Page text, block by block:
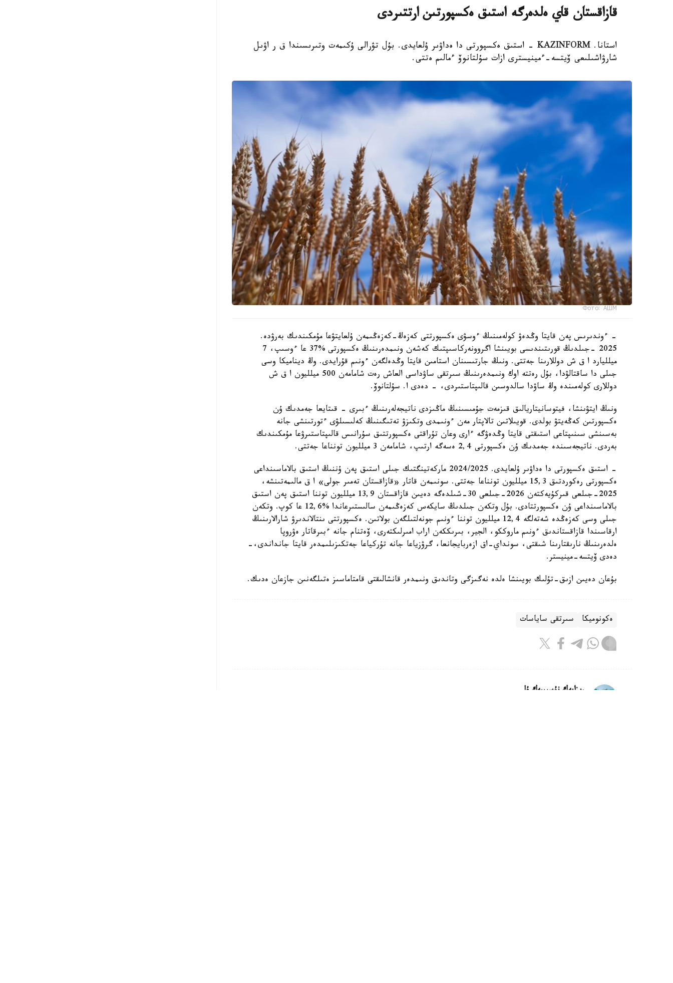
قازاقستان قاي ەلدەرگە استىق ەكسپورتىن ارتتىردى
استانا. KAZINFORM - استىق ەكسپورتى دا ەداۋىر ۇلعايدى. بۇل تۋرالى ۇكىمەت وتىرىسىندا ق ر اۋىل
شارۋاشىلىعى ۆيتسە-ءمينيسترى ازات سۇلتانوۆ ءمالىم ەتتى.
Фото: АШМ
- ءوندىرىس پەن قايتا وڭدەۋ كولەمىنىڭ ءوسۋى ەكسپورتتى كەزەڭ-كەزەڭىمەن ۇلعايتۋعا مۇمكىندىك بەرۋدە.
2025 -جىلدىڭ قورىتىندىسى بويىنشا اگروونەركاسىپتىك كەشەن ونىمدەرىنىڭ ەكسپورتى %37 عا ءوسىپ، 7
ميلليارد ا ق ش دوللارىنا جەتتى. ونىڭ جارتىسىنان استامىن قايتا وڭدەلگەن ءونىم قۇرايدى. وڭ ديناميكا وسى
جىلى دا ساقتالۋدا، بۇل رەتتە اوك ونىمدەرىنىڭ سىرتقى ساۋداسى العاش رەت شامامەن 500 ميلليون ا ق ش
دوللارى كولەمىندە وڭ ساۋدا سالدوسىن قالىپتاستىردى، - دەدى ا. سۇلتانوۆ.
ونىڭ ايتۋىنشا، فيتوسانيتاريالىق قىزمەت جۇمىسىنىڭ ماڭىزدى ناتيجەلەرىنىڭ ءبىرى - قىتايعا جەمدىك ۇن
ەكسپورتىن كەڭەيتۋ بولدى. قويىلاتىن تالاپتار مەن ءونىمدى وتكىزۋ تەتىگىنىڭ كەلىسىلۋى ءتورتىنشى جانە
بەسىنشى سىنىپتاعى استىقتى قايتا وڭدەۋگە ءارى وعان تۇراقتى ەكسپورتتىق سۇرانىس قالىپتاستىرۋعا مۇمكىندىك
بەردى. ناتيجەسىندە جەمدىك ۇن ەكسپورتى 2,4 ەسەگە ارتىپ، شامامەن 3 ميلليون تونناعا جەتتى.
- استىق ەكسپورتى دا ەداۋىر ۇلعايدى. 2024/2025 ماركەتينگتىك جىلى استىق پەن ۇننىڭ استىق بالاماسىنداعى
ەكسپورتى رەكوردتىق 15,3 ميلليون تونناعا جەتتى. سونىمەن قاتار «قازاقستان تەمىر جولى» ا ق مالىمەتىنشە،
2025-جىلعى قىركۇيەكتەن 2026-جىلعى 30-شىلدەگە دەيىن قازاقستان 13,9 ميلليون توننا استىق پەن استىق
بالاماسىنداعى ۇن ەكسپورتتادى. بۇل وتكەن جىلدىڭ سايكەس كەزەڭىمەن سالىستىرعاندا %12,6 عا كوپ. وتكەن
جىلى وسى كەزەڭدە شەتەلگە 12,4 ميلليون توننا ءونىم جونەلتىلگەن بولاتىن. ەكسپورتتى ىنتالاندىرۋ شارالارىنىڭ
ارقاسىندا قازاقستاندىق ءونىم ماروككو، الجير، بىرىككەن اراب امىرلىكتەرى، ۆەتنام جانە ءبىرقاتار ەۋروپا
ەلدەرىنىڭ نارىقتارىنا شىقتى، سونداي-اق ازەربايجانعا، گرۋزياعا جانە تۇركياعا جەتكىزىلىمدەر قايتا جانداندى،-
دەدى ۆيتسە-مينيستر.
بۇعان دەيىن ازىق-تۇلىك بويىنشا ەلدە نەگىزگى وتاندىق ونىمدەر قانشالىقتى قامتاماسىز ەتىلگەنىن جازعان ەدىك.
ەكونوميكا سىرتقى ساياسات
ريزابەك نۇسىپبەك ۇلى